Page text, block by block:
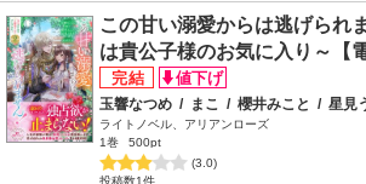
この甘い溺愛からは逃げら
は貴公子様のお気に入り～【
玉響なつめ / まこ / 櫻井みこと / 星見
ライトノベル、アリアンローズ
1巻
500pt
(3.0)
投稿数1件